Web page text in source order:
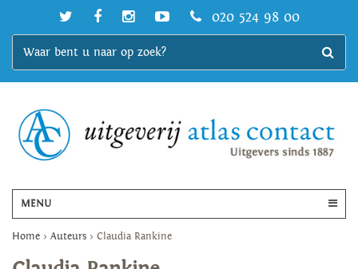
020 524 98 00
MENU
Home > Auteurs > Claudia Rankine